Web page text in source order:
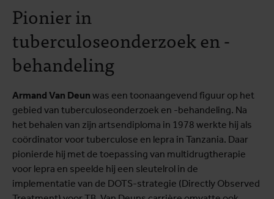
Pionier in
tuberculoseonderzoek en -
behandeling
Armand Van Deun was een toonaangevend figuur op het
gebied van tuberculoseonderzoek en -behandeling. Na
het behalen van zijn artsendiploma in 1978 werkte hij als
coördinator voor tuberculose en lepra in Tanzania. Daar
pionierde hij met de toepassing van multidrugtherapie
voor lepra en speelde hij een sleutelrol in de
implementatie van de DOTS-strategie (Directly Observed